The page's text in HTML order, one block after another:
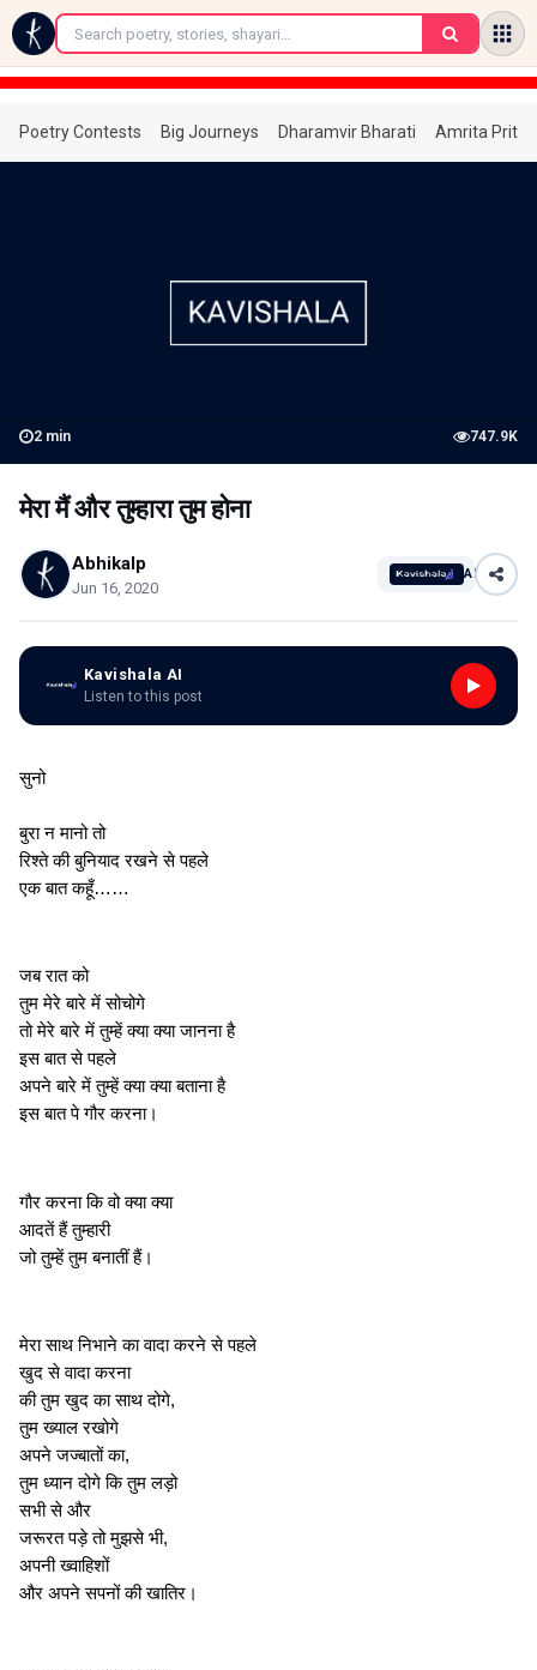
←
Poetry Contests Big Journeys Dharamvir Bharati Amrita
2 min 747.9K
मेरा मैं और तुम्हारा तुम होना
Abhikalp
Jun 16, 2020
AI
Kavishala AI
Listen to this post
सुनो
बुरा न मानो तो
रिश्ते की बुनियाद रखने से पहले
एक बात कहूँ……
जब रात को
तुम मेरे बारे में सोचोगे
तो मेरे बारे में तुम्हें क्या क्या जानना है
इस बात से पहले
अपने बारे में तुम्हें क्या क्या बताना है
इस बात पे गौर करना।
गौर करना कि वो क्या क्या
आदतें हैं तुम्हारी
जो तुम्हें तुम बनातीं हैं।
मेरा साथ निभाने का वादा करने से पहले
खुद से वादा करना
की तुम खुद का साथ दोगे,
तुम ख्याल रखोगे
अपने जज्बातों का,
तुम ध्यान दोगे कि तुम लड़ो
सभी से और
जरूरत पड़े तो मुझसे भी,
अपनी ख्वाहिशों
और अपने सपनों की खातिर।